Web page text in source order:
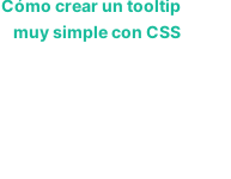
Cómo crear un tooltip
muy simple con CSS